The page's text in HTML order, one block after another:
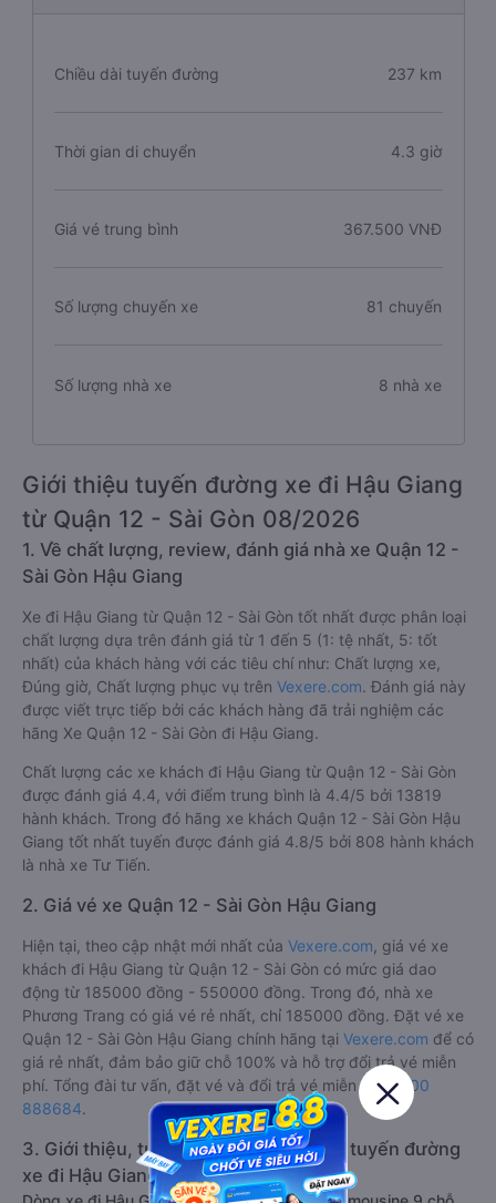
Chiều dài tuyến đường 237 km
Thời gian di chuyển 4.3 giờ
Giá vé trung bình 367.500 VNĐ
Số lượng chuyến xe 81 chuyến
Số lượng nhà xe 8 nhà xe
Giới thiệu tuyến đường xe đi Hậu Giang
từ Quận 12 - Sài Gòn 08/2026
1. Về chất lượng, review, đánh giá nhà xe Quận 12 -
Sài Gòn Hậu Giang
Xe đi Hậu Giang từ Quận 12 - Sài Gòn tốt nhất được phân loại
chất lượng dựa trên đánh giá từ 1 đến 5 (1: tệ nhất, 5: tốt
nhất) của khách hàng với các tiêu chí như: Chất lượng xe,
Đúng giờ, Chất lượng phục vụ trên Vexere.com. Đánh giá này
được viết trực tiếp bởi các khách hàng đã trải nghiệm các
hãng Xe Quận 12 - Sài Gòn đi Hậu Giang.
Chất lượng các xe khách đi Hậu Giang từ Quận 12 - Sài Gòn
được đánh giá 4.4, với điểm trung bình là 4.4/5 bởi 13819
hành khách. Trong đó hãng xe khách Quận 12 - Sài Gòn Hậu
Giang tốt nhất tuyến được đánh giá 4.8/5 bởi 808 hành khách
là nhà xe Tư Tiến.
2. Giá vé xe Quận 12 - Sài Gòn Hậu Giang
Hiện tại, theo cập nhật mới nhất của Vexere.com , giá vé xe
khách đi Hậu Giang từ Quận 12 - Sài Gòn có mức giá dao
động từ 185000 đồng - 550000 đồng. Trong đó, nhà xe
Phương Trang có giá vé rẻ nhất, chỉ 185000 đồng. Đặt vé xe
Quận 12 - Sài Gòn Hậu Giang chính hãng tại Vexere.com để có
giá rẻ nhất, đảm bảo giữ chỗ 100% và hỗ trợ đổi trả vé miễn
phí. Tổng đài tư vấn, đặt vé và đổi trả vé miễn phí:1900
888684.
3. Giới thiệu, tư vấn các dòng xe chạy tuyến đường
xe đi Hậu Giang từ Quận 12 - Sài Gòn: